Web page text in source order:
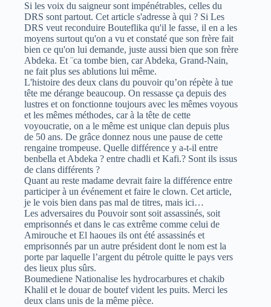
Si les voix du saigneur sont impénétrables, celles du
DRS sont partout. Cet article s'adresse à qui ? Si Les
DRS veut reconduire Bouteflika qu'il le fasse, il en a les
moyens surtout qu'on a vu et constaté que son frère fait
bien ce qu'on lui demande, juste aussi bien que son frère
Abdeka. Et ¨ca tombe bien, car Abdeka, Grand-Nain,
ne fait plus ses ablutions lui même.
L'histoire des deux clans du pouvoir qu’on répète à tue
tête me dérange beaucoup. On ressasse ça depuis des
lustres et on fonctionne toujours avec les mêmes voyous
et les mêmes méthodes, car à la tête de cette
voyoucratie, on a le même est unique clan depuis plus
de 50 ans. De grâce donnez nous une pause de cette
rengaine trompeuse. Quelle différence y a-t-il entre
benbella et Abdeka ? entre chadli et Kafi.? Sont ils issus
de clans différents ?
Quant au reste madame devrait faire la différence entre
participer à un événement et faire le clown. Cet article,
je le vois bien dans pas mal de titres, mais ici…
Les adversaires du Pouvoir sont soit assassinés, soit
emprisonnés et dans le cas extrême comme celui de
Amirouche et El haoues ils ont été assassinés et
emprisonnés par un autre président dont le nom est la
porte par laquelle l’argent du pétrole quitte le pays vers
des lieux plus sûrs.
Boumediene Nationalise les hydrocarbures et chakib
Khalil et le douar de boutef vident les puits. Merci les
deux clans unis de la même pièce.